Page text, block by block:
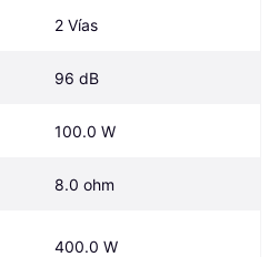
2 Vías
96 dB
100.0 W
8.0 ohm
400.0 W